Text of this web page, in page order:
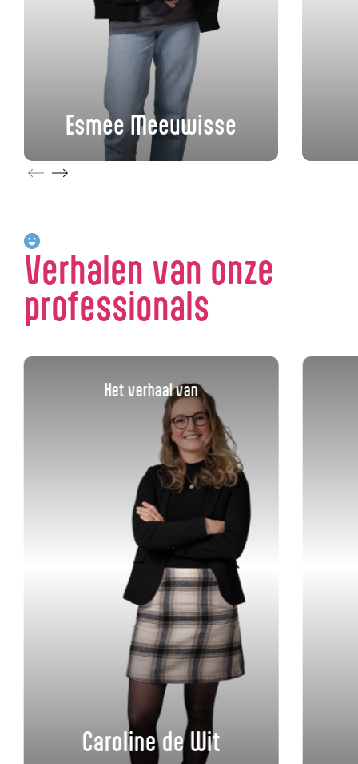
Esmee Meeuwisse
Verhalen van onze
professionals
Het verhaal van
Caroline de Wit